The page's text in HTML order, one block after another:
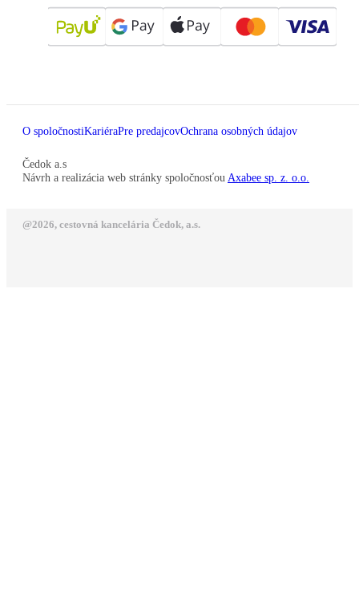
O spoločnostiKariéraPre predajcovOchrana osobných údajov
Čedok a.s
Návrh a realizácia web stránky spoločnosťou Axabee sp. z. o.o.
@2026, cestovná kancelária Čedok, a.s.